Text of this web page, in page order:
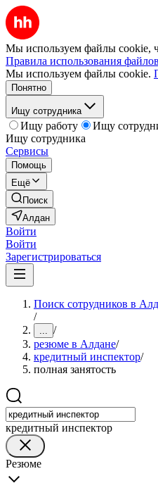
Мы используем файлы cookie,
Правила использования
Мы используем файлы cookie.
Понятно
Ищу сотрудника
Ищу работу
Ищу
Ищу сотрудника
Сервисы
Помощь
Ещё
Поиск
Алдан
Войти
Войти
Зарегистрироваться
Поиск сотрудников в
/
... /
резюме в Алдане/
кредитный инспектор/
полная занятость
кредитный инспектор
Резюме